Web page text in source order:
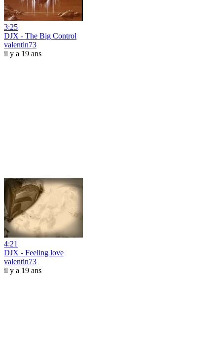
3:25
DJX - The Big Control
valentin73
il y a 19 ans
4:21
DJX - Feeling love
valentin73
il y a 19 ans